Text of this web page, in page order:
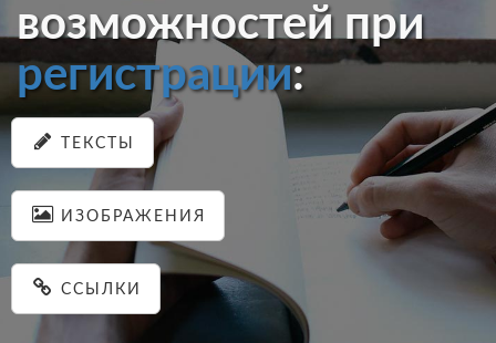
возможностей при
регистрации:
ТЕКСТЫ
ИЗОБРАЖЕНИЯ
ССЫЛКИ